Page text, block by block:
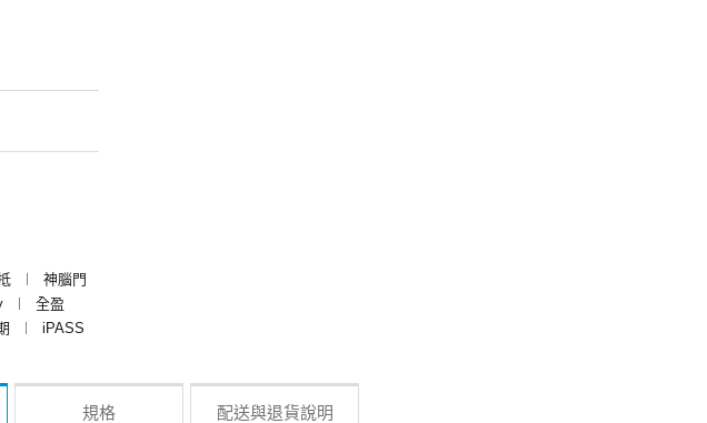
︱
神腦門
︱
全盈
︱
iPASS
規格 配送與退貨說明